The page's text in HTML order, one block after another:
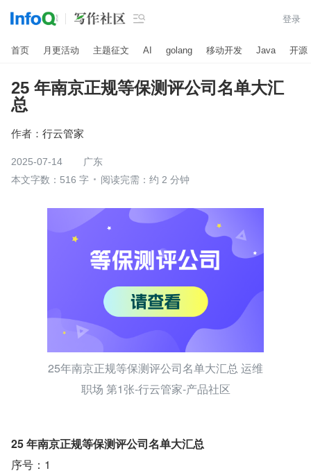
 登录
首页 月更活动 主题征文 AI golang 移动开发 Java 开源
25 年南京正规等保测评公司名单大汇
总
作者： 行云管家
2025-07-14
广东
本文字数：516 字
阅读完需：约 2 分钟
25年南京正规等保测评公司名单大汇总 运维
职场 第1张-行云管家-产品社区
25 年南京正规等保测评公司名单大汇总
序号：1